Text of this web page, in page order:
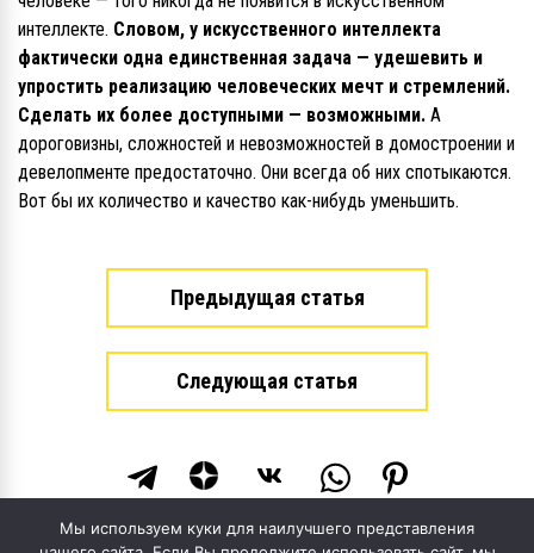
интеллекте. Словом, у искусственного интеллекта
фактически одна единственная задача — удешевить и
упростить реализацию человеческих мечт и стремлений.
Сделать их более доступными — возможными. А
дороговизны, сложностей и невозможностей в домостроении и
девелопменте предостаточно. Они всегда об них спотыкаются.
Вот бы их количество и качество как-нибудь уменьшить.
Предыдущая статья
Следующая статья
Мы используем куки для наилучшего представления